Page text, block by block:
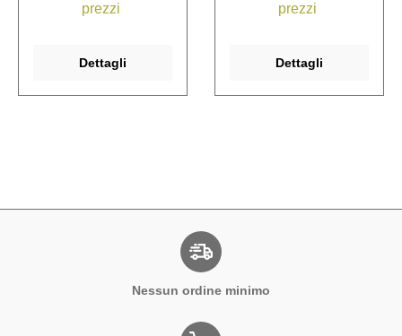
prezzi
Dettagli
prezzi
Dettagli
Nessun ordine minimo